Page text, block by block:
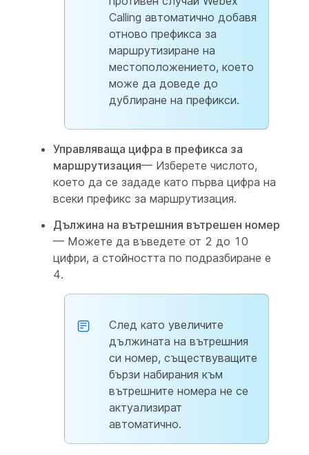
Calling автоматично добавя
отново префикса за
маршрутизиране на
местоположението, което
може да доведе до
дублиране на префикси.
Управляваща цифра в префикса за
маршрутизация— Изберете числото,
което да се зададе като първа цифра на
всеки префикс за маршрутизация.
Дължина на вътрешния вътрешен номер
— Можете да въведете от 2 до 10
цифри, а стойността по подразбиране е
4.
След като увеличите
дължината на вътрешния
си номер, съществуващите
бързи набирания към
вътрешните номера не се
актуализират
автоматично.